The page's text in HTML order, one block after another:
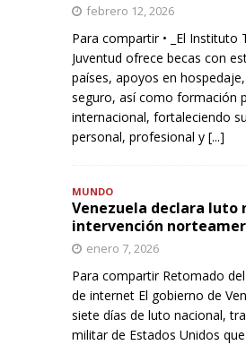
febrero 12, 2026
Para compartir • _El Instituto
Juventud ofrece becas con
países, apoyos en
seguro, así como formación
internacional, fortaleciendo
personal, profesional y [...]
MUNDO
Venezuela declara luto
intervención
enero 7, 2026
Para compartir Retomado
de internet El gobierno de
siete días de luto nacional,
militar de Estados Unidos